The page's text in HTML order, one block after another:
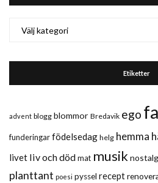
Etiketter
advent blogg blommor Bredavik ego
funderingarfödelsedag helg hemma
livet liv och dödmat musik
planttant poesi pyssel recept